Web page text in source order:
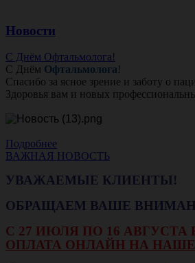
Новости
С Днём Офтальмолога!
С Днём Офтальмолога!
Спасибо за ясное зрение и заботу о
Здоровья вам и новых
Подробнее
ВАЖНАЯ НОВОСТЬ
УВАЖАЕМЫЕ КЛИЕНТЫ!
ОБРАЩАЕМ ВАШЕ
С 27 ИЮЛЯ ПО 16
ОПЛАТА ОНЛАЙН НА